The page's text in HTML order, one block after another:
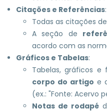
Citações e Referências:
Todas as citações
A seção de
acordo com as
Gráficos e Tabelas:
Tabelas, gráficos e
corpo do artigo e
(ex.: "Fonte: Acervo
Notas de rodapé